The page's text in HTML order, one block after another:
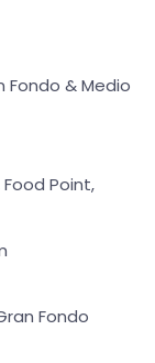
Fondo & Medio
Point,
Fondo